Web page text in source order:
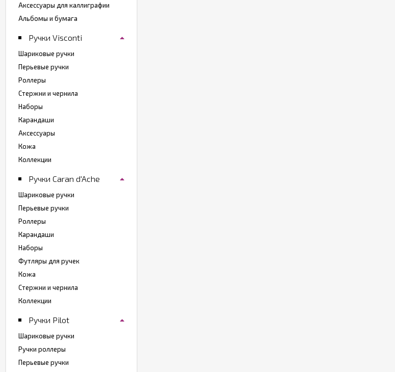
Аксессуары для каллиграфии
Альбомы и бумага
Ручки Visconti
Шариковые ручки
Перьевые ручки
Роллеры
Стержни и чернила
Наборы
Карандаши
Аксессуары
Кожа
Коллекции
Ручки Caran d'Ache
Шариковые ручки
Перьевые ручки
Роллеры
Карандаши
Наборы
Футляры для ручек
Кожа
Стержни и чернила
Коллекции
Ручки Pilot
Шариковые ручки
Ручки роллеры
Перьевые ручки